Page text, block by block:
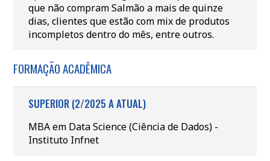
que não compram Salmão a mais de quinze
dias, clientes que estão com mix de produtos
incompletos dentro do mês, entre outros.
FORMAÇÃO ACADÊMICA
SUPERIOR (2/2025 A ATUAL)
MBA em Data Science (Ciência de Dados) -
Instituto Infnet